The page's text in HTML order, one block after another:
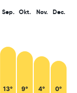
Sep.
13°
Okt.
9°
Nov.
4°
Dec.
0°